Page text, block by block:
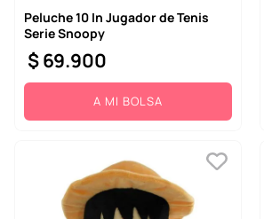
Peluche 10 In Jugador de Tenis
Serie Snoopy
$69.900
A MI BOLSA